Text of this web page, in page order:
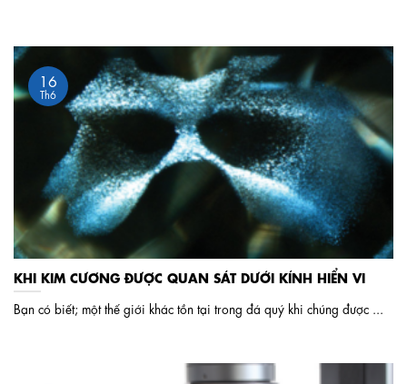
KHI KIM CƯƠNG ĐƯỢC QUAN SÁT DƯỚI KÍNH HIỂN VI
Bạn có biết; một thế giới khác tồn tại trong đá quý khi chúng được ...
16
Th6